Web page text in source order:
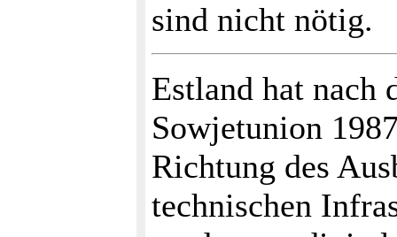
sind nicht nötig.
Estland hat nach
Sowjetunion
Richtung des
technischen